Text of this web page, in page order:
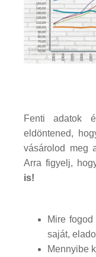
Fenti adatok
eldöntened,
vásárolod meg
Arra figyelj,
is!
Mire
saját,
Mennyibe